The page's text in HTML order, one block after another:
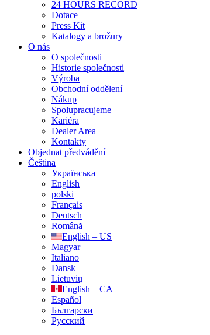
24 HOURS RECORD
Dotace
Press Kit
Katalogy a brožury
O nás
O společnosti
Historie společnosti
Výroba
Obchodní oddělení
Nákup
Spolupracujeme
Kariéra
Dealer Area
Kontakty
Objednat předvádění
Čeština
Українська
English
polski
Français
Deutsch
Română
English – US
Magyar
Italiano
Dansk
Lietuvių
English – CA
Español
Български
Русский